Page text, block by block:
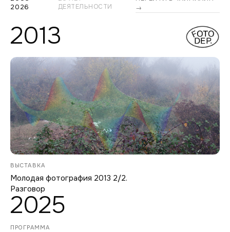
2026
ДЕЯТЕЛЬНОСТИ
→
2013
ВЫСТАВКА
Молодая фотография 2013 2/2.
Разговор
2025
ПРОГРАММА